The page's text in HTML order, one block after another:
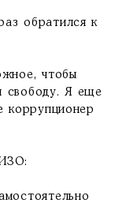
обратился к
чтобы
свободу. Я еще
коррупционер